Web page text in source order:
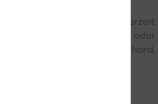
gibt Artur Elojan jederzeit
Durchwahl
oder
Intensivfahrschule-Nord,
22415 Hamburg.